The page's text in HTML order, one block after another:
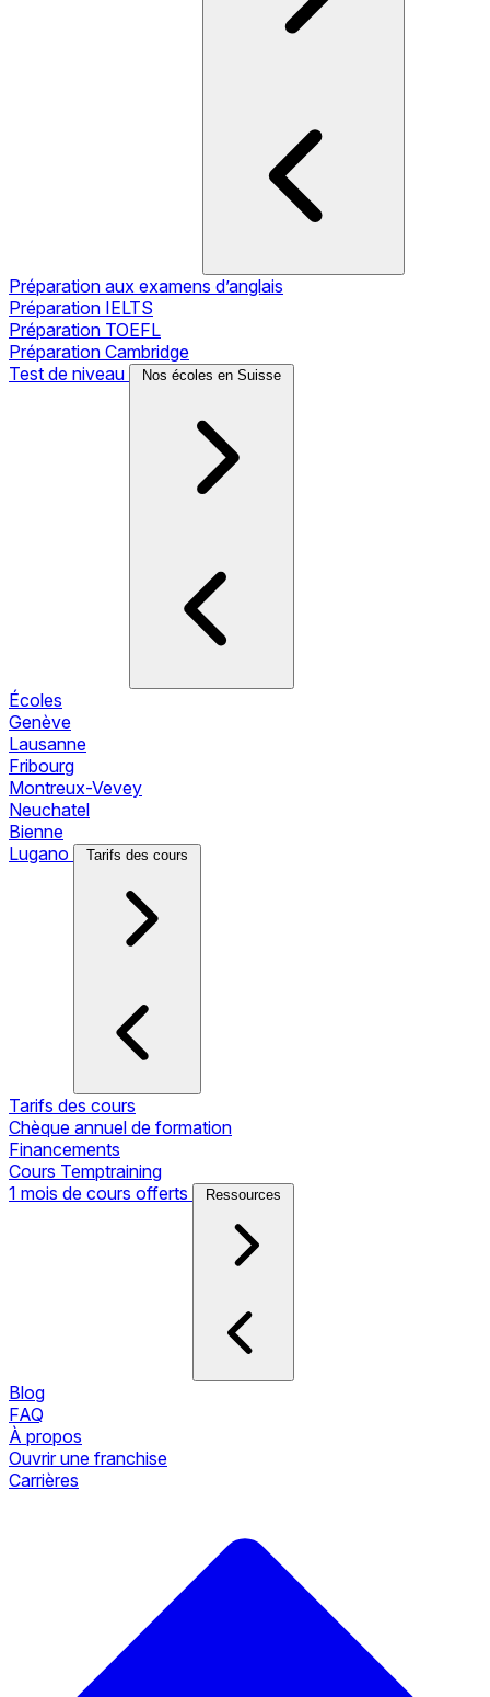
Préparation aux examens d’anglais
Préparation IELTS
Préparation TOEFL
Préparation Cambridge
Test de niveau
Nos écoles en Suisse
Écoles
Genève
Lausanne
Fribourg
Montreux-Vevey
Neuchatel
Bienne
Lugano
Tarifs des cours
Tarifs des cours
Chèque annuel de formation
Financements
Cours Temptraining
1 mois de cours offerts
Ressources
Blog
FAQ
À propos
Ouvrir une franchise
Carrières